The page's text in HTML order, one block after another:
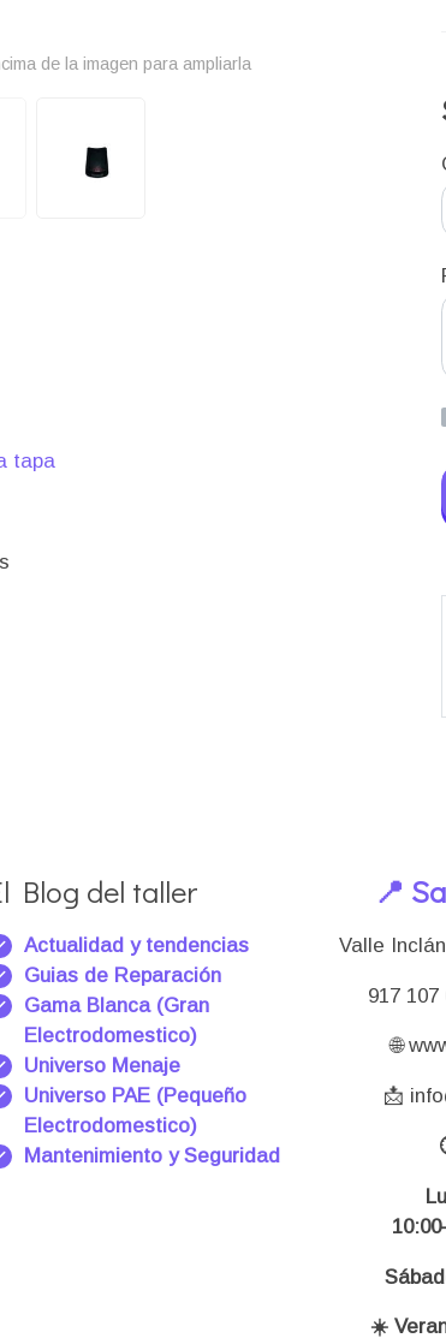
de la imagen para ampliarla
tapa
Blog del taller
Actualidad y tendencias
Guias de Reparación
Gama Blanca (Gran
Electrodomestico)
Universo Menaje
Universo PAE (Pequeño
Electrodomestico)
Mantenimiento y Seguridad
📍
Valle
917 107
🌐
📩
☀️